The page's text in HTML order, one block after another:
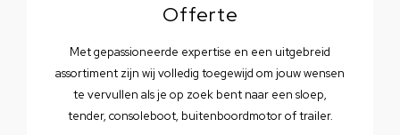
Offerte
Met gepassioneerde expertise en een uitgebreid
assortiment zijn wij volledig toegewijd om jouw wensen
te vervullen als je op zoek bent naar een sloep,
tender, consoleboot, buitenboordmotor of trailer.